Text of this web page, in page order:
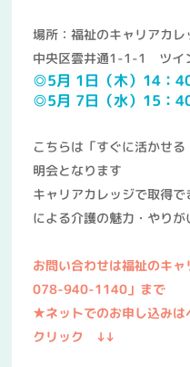
場所：福祉のキャリアカ
中央区雲井通1-1-1 ツイ
◎5月 1日（木）14：
◎5月 7日（水）15：
こちらは「すぐに活かせ
明会となります
キャリアカレッジで取得
による介護の魅力・やりが
お問い合わせは福祉のキ
078-940-1140」まで
★ネットでのお申し込みは
クリック ↓↓